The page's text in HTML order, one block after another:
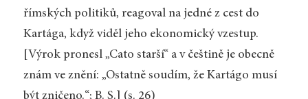
římských politiků, reagoval na jedné z cest do
Kartága, když viděl jeho ekonomický vzestup.
[Výrok pronesl „Cato starší“ a v češtině je obecně
znám ve znění: „Ostatně soudím, že Kartágo musí
být zničeno.“; B. S.] (s. 26)